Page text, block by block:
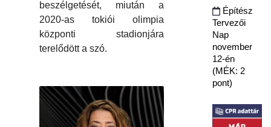
beszélgetését, miután a
2020-as tokiói olimpia
központi stadionjára
terelődött a szó.
Építész
Tervezői
Nap
november
12-én
(MÉK: 2
pont)